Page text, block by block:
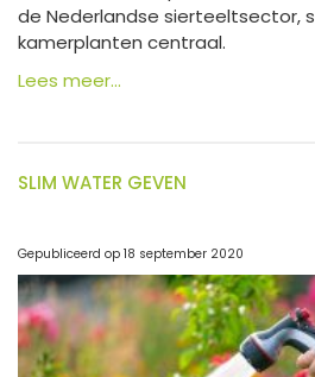
de Nederlandse sierteeltsector,
kamerplanten centraal.
Lees meer...
SLIM WATER GEVEN
Gepubliceerd op 18 september 2020